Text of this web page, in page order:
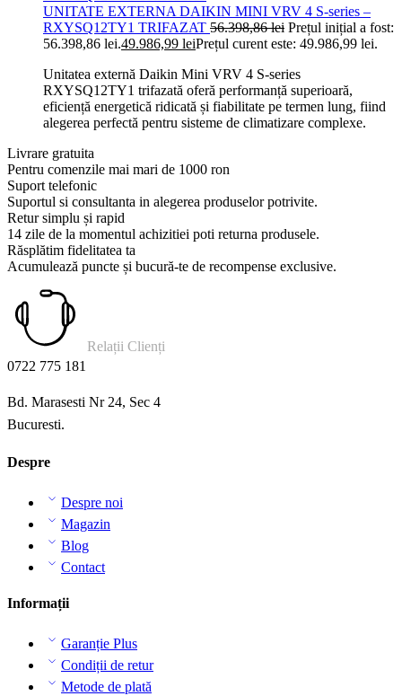
UNITATE EXTERNA DAIKIN MINI VRV 4 S-series –
RXYSQ12TY1 TRIFAZAT 56.398,86lei Prețul inițial a fost:
56.398,86 lei.49.986,99 leiPrețul curent este: 49.986,99 lei.
Unitatea externă Daikin Mini VRV 4 S-series
RXYSQ12TY1 trifazată oferă performanță superioară,
eficiență energetică ridicată și fiabilitate pe termen lung, fiind
alegerea perfectă pentru sisteme de climatizare complexe.
Livrare gratuita
Pentru comenzile mai mari de 1000 ron
Suport telefonic
Suportul si consultanta in alegerea produselor potrivite.
Retur simplu și rapid
14 zile de la momentul achizitiei poti returna produsele.
Răsplătim fidelitatea ta
Acumulează puncte și bucură-te de recompense exclusive.
Relații Clienți
0722 775 181
Bd. Marasesti Nr 24, Sec 4
Bucuresti.
Despre
Despre noi
Magazin
Blog
Contact
Informații
Garanție Plus
Condiții de retur
Metode de plată